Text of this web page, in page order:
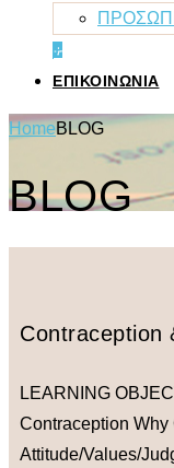
+
ΕΠΙΚΟΙΝΩΝΙΑ
HomeBLOG
BLOG
Contraception
LEARNING
Contraception Why
Attitude/Values/